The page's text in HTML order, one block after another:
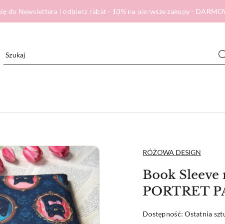
do Newslettera i odbierz rabat - 10% na pierwsze zakupy -
NAZWA
PRODUCENTA:
RÓŻOWA DESIGN
Book
PORTRET
Dostępność:Ostatnia